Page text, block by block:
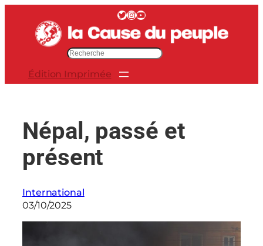
contenu
Twitter InstagramYouTube
e
r
Édition Imprimée
Népal, passé et
présent
International
03/10/2025